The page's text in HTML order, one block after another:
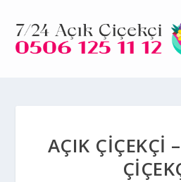
AÇIK ÇIÇEKÇI